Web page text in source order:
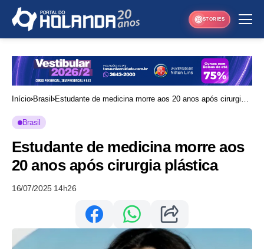
STORIES
Início Brasil
Estudante de medicina morre aos 20 anos após cirurgia
Brasil
Estudante de medicina morre aos
20 anos após cirurgia plástica
16/07/2025 14h26